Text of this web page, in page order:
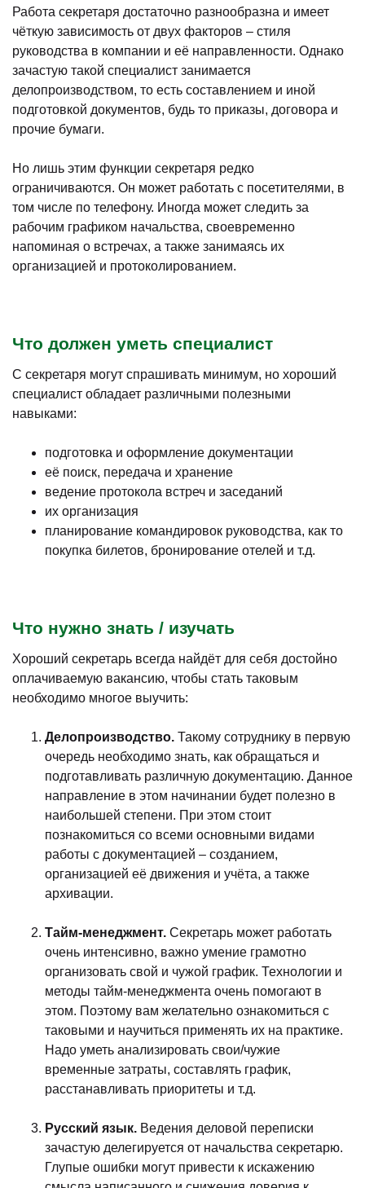
Работа секретаря достаточно разнообразна и имеет
чёткую зависимость от двух факторов – стиля
руководства в компании и её направленности. Однако
зачастую такой специалист занимается
делопроизводством, то есть составлением и иной
подготовкой документов, будь то приказы, договора и
прочие бумаги.
Но лишь этим функции секретаря редко
ограничиваются. Он может работать с посетителями, в
том числе по телефону. Иногда может следить за
рабочим графиком начальства, своевременно
напоминая о встречах, а также занимаясь их
организацией и протоколированием.
Что должен уметь специалист
С секретаря могут спрашивать минимум, но хороший
специалист обладает различными полезными
навыками:
подготовка и оформление документации
её поиск, передача и хранение
ведение протокола встреч и заседаний
их организация
планирование командировок руководства, как то
покупка билетов, бронирование отелей и т.д.
Что нужно знать / изучать
Хороший секретарь всегда найдёт для себя достойно
оплачиваемую вакансию, чтобы стать таковым
необходимо многое выучить:
Делопроизводство. Такому сотруднику в первую
очередь необходимо знать, как обращаться и
подготавливать различную документацию. Данное
направление в этом начинании будет полезно в
наибольшей степени. При этом стоит
познакомиться со всеми основными видами
работы с документацией – созданием,
организацией её движения и учёта, а также
архивации.
Тайм-менеджмент. Секретарь может работать
очень интенсивно, важно умение грамотно
организовать свой и чужой график. Технологии и
методы тайм-менеджмента очень помогают в
этом. Поэтому вам желательно ознакомиться с
таковыми и научиться применять их на практике.
Надо уметь анализировать свои/чужие
временные затраты, составлять график,
расстанавливать приоритеты и т.д.
Русский язык. Ведения деловой переписки
зачастую делегируется от начальства секретарю.
Глупые ошибки могут привести к искажению